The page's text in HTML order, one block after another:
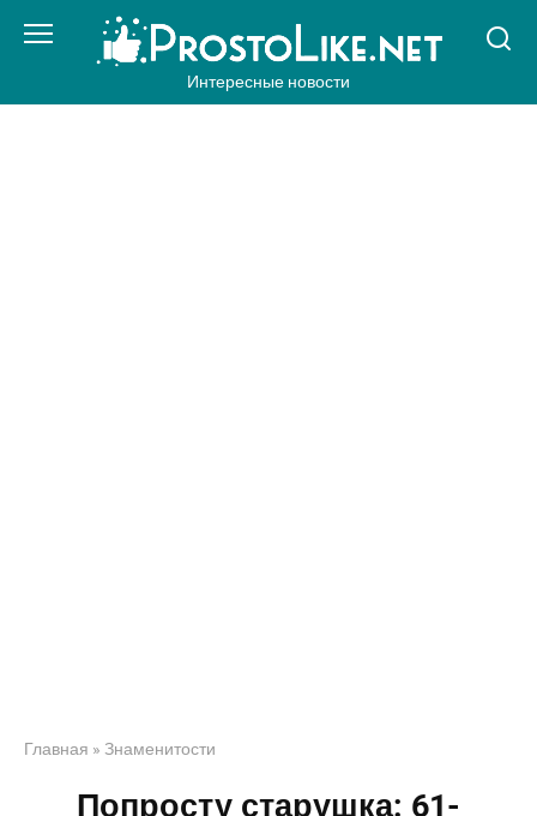
Интересные новости
Главная » Знаменитости
Попросту старушка: 61-